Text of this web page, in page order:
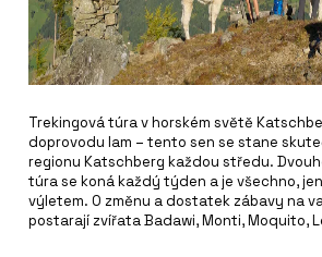
Trekingová túra v horském světě
doprovodu lam – tento sen se stane
regionu Katschberg každou středu.
túra se koná každý týden a je všechno,
výletem. O změnu a dostatek zábavy na
postarají zvířata Badawi, Monti, Moquito,